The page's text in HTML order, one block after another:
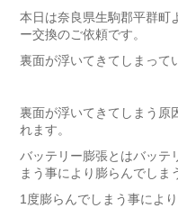
本日は奈良県生駒郡平群町
ー交換のご依頼です。
裏面が浮いてきてしまって
裏面が浮いてきてしまう原
れます。
バッテリー膨張とはバッテ
まう事により膨らんでしま
1度膨らんでしまう事によ